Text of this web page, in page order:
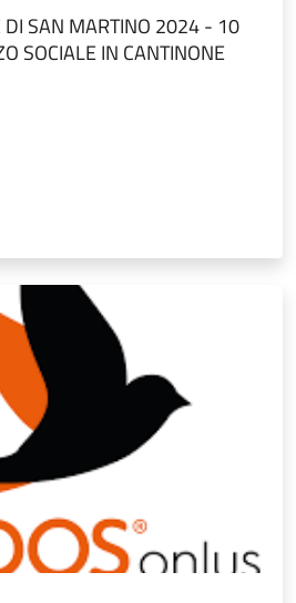
DI SAN MARTINO 2024 - 10
SOCIALE IN CANTINONE